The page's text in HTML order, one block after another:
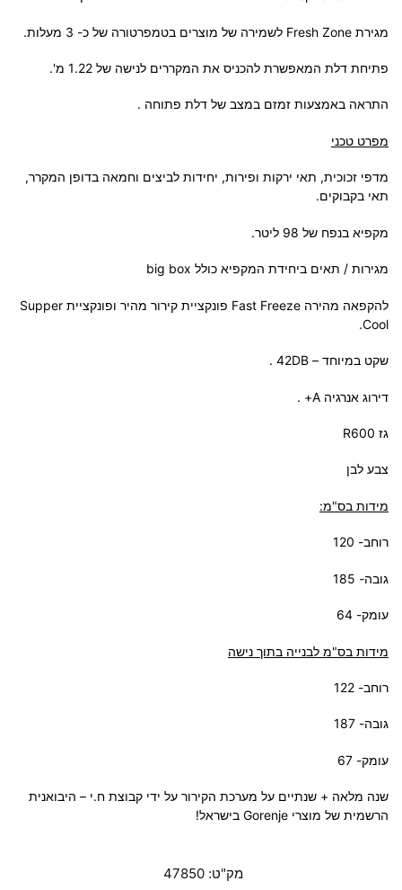
מגירת Fresh Zone לשמירה של מוצרים בטמפרטורה של כ- 3 מעלות.
פתיחת דלת המאפשרת להכניס את המקררים לנישה של 1.22 מ'.
התראה באמצעות זמזם במצב של דלת פתוחה .
מפרט טכני
מדפי זכוכית, תאי ירקות ופירות, יחידות לביצים וחמאה בדופן המקרר,
תאי בקבוקים.
מקפיא בנפח של 98 ליטר.
מגירות / תאים ביחידת המקפיא כולל big box
להקפאה מהירה Fast Freeze פונקציית קירור מהיר ופונקציית Supper
Cool.
שקט במיוחד – 42DB .
דירוג אנרגיה A+ .
גז R600
צבע לבן
מידות בס"מ:
רוחב- 120
גובה- 185
עומק- 64
מידות בס"מ לבנייה בתוך נישה
רוחב- 122
גובה- 187
עומק- 67
שנה מלאה + שנתיים על מערכת הקירור על ידי קבוצת ח.י – היבואנית
הרשמית של מוצרי Gorenje בישראל!
מק"ט: 47850